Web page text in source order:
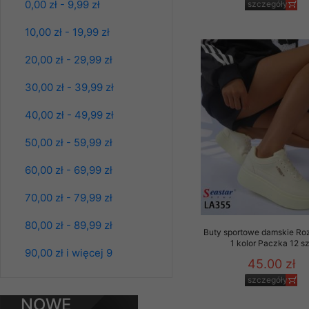
0,00 zł - 9,99 zł
10,00 zł - 19,99 zł
20,00 zł - 29,99 zł
30,00 zł - 39,99 zł
40,00 zł - 49,99 zł
50,00 zł - 59,99 zł
60,00 zł - 69,99 zł
70,00 zł - 79,99 zł
80,00 zł - 89,99 zł
90,00 zł i więcej 9
NOWE
Kolor Paczka 10 szt
szczegóły
Spodnie damskie
jeansy Roz 25-30, 1
szczegóły
szczegóły
Buty sportowe damskie
1 kolor Paczka 12
45.00 zł
szczegóły
Klientów
serwerach
pracownicy Sklepu.
Każdy Klient, który
ich weryfikacji,
Sklep nie
chyba że dzieje się
prawa organów
Nasz Sklep
przez nasz serwer i
jego indywidualnych
opcję przyjmowania
może wpłynąć na
Klienta przechowują
• sesji